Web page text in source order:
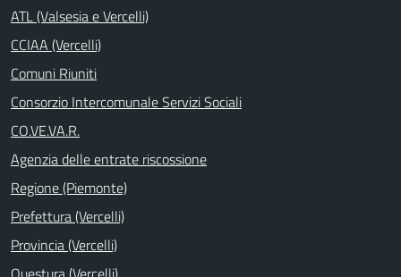
ATL (Valsesia e Vercelli)
CCIAA (Vercelli)
Comuni Riuniti
Consorzio Intercomunale Servizi Sociali
CO.VE.VA.R.
Agenzia delle entrate riscossione
Regione (Piemonte)
Prefettura (Vercelli)
Provincia (Vercelli)